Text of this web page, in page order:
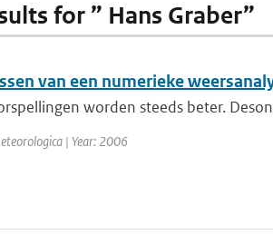
for ” Hans Graber”
van een numerieke
worden steeds beter.
| Year: 2006